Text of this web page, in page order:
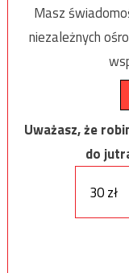
Masz
niezależnych
Uważasz, że
do
30 zł